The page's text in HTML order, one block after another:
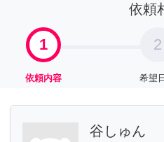
依頼
1
依頼内容
2
希望
谷しゅん